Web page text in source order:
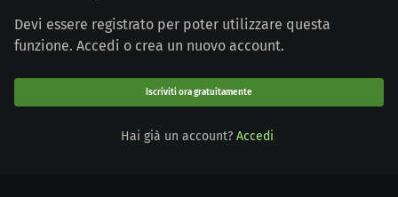
Devi essere registrato per poter utilizzare questa
funzione. Accedi o crea un nuovo account.
Iscriviti ora gratuitamente
Hai già un account? Accedi